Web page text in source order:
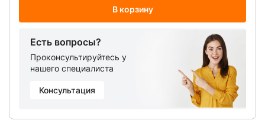
В корзину
Есть вопросы?
Проконсультируйтесь у
нашего специалиста
Консультация